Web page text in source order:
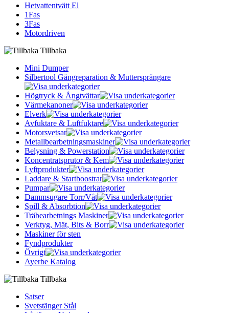
Hetvattentvätt El
1Fas
3Fas
Motordriven
Tillbaka
Mini Dumper
Silbertool Gängreparation & Muttersprängare
Högtryck & Ångtvättar
Värmekanoner
Elverk
Avfuktare & Luftfuktare
Motorsvetsar
Metallbearbetningsmaskiner
Belysning & Powerstation
Koncentratsprutor & Kem
Lyftprodukter
Laddare & Startboostrar
Pumpar
Dammsugare Torr/Våt
Spill & Absorbtion
Träbearbetnings Maskiner
Verktyg, Mät, Bits & Borr
Maskiner för sten
Fyndprodukter
Övrigt
Ayerbe Katalog
Tillbaka
Satser
Svetstänger Stål